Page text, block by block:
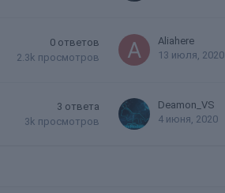
0 ответов
2.3k просмотров
Aliahere
13 июля, 2020
3 ответа
3k просмотров
Deamon_VS
4 июня, 2020